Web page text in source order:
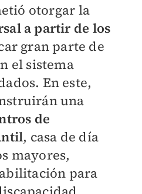
otorgar la
a partir de los
gran parte de
el sistema
En este,
una
de
, casa de día
mayores,
para